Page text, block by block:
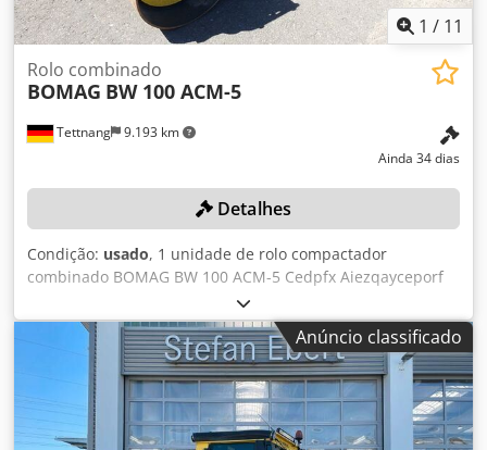
1 / 11
Tettnang 9.193 km
Rolo combinado
BOMAG BW 100 ACM-5
Ainda 34 dias
Detalhes
Condição: usado, 1 unidade de rolo compactador
combinado BOMAG BW 100 ACM-5 Cedpfx Aiezqayceporf
todas as especificações técnicas do item em leilão podem
ser encontradas em "Documentos" como um ficheiro PDF
para download! Cor: conforme a imagem, de acordo com
as fotografias e a inspeção Estado: usado
Anúncio classificado